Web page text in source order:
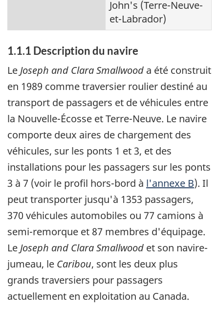
John's (Terre-Neuve-
et-Labrador)
1.1.1 Description du navire
Le Joseph and Clara Smallwood a été construit
en 1989 comme traversier roulier destiné au
transport de passagers et de véhicules entre
la Nouvelle-Écosse et Terre-Neuve. Le navire
comporte deux aires de chargement des
véhicules, sur les ponts 1 et 3, et des
installations pour les passagers sur les ponts
3 à 7 (voir le profil hors-bord à l'annexe B). Il
peut transporter jusqu'à 1353 passagers,
370 véhicules automobiles ou 77 camions à
semi-remorque et 87 membres d'équipage.
Le Joseph and Clara Smallwood et son navire-
jumeau, le Caribou, sont les deux plus
grands traversiers pour passagers
actuellement en exploitation au Canada.